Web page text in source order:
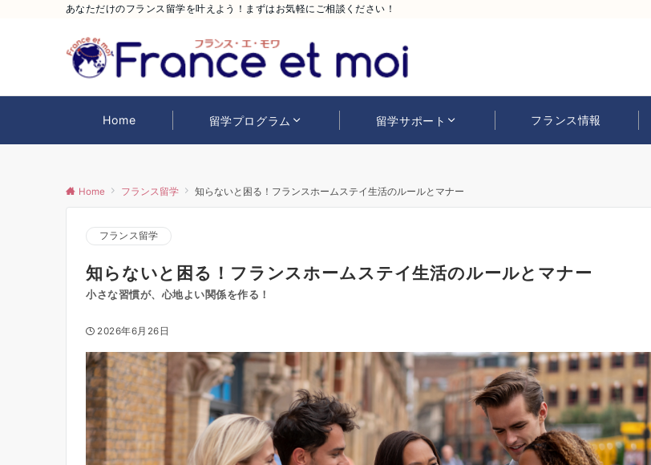
あなただけのフランス留学を叶えよう！まずはお気軽にご相談ください！
Home 留学プログラム 留学サポート フランス情報
Home フランス留学 知らないと困る！フランスホームステイ生活のルールとマナー
フランス留学
知らないと困る！フランスホームステイ生活のルールとマナー
小さな習慣が、心地よい関係を作る！
2026年6月26日